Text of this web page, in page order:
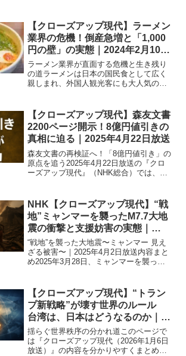
代』では、明治生まれ最後の5人にスポッ
トを当て、...
【クローズアップ現代】ラーメン
業界の危機！倒産急増と「1,000
円の壁」の実態｜2024年2月10日
放送
ラーメン業界が直面する危機と生き残り
の道ラーメンは日本の国民食として広く
親しまれ、外国人観光客にも大人気の料
文化を形成しています。しかし、近年、
ラーメン業界には大きな危...
【クローズアップ現代】森友文書
2200ページ開示！8億円値引きの
真相に迫る｜2025年4月22日放送
森友文書の再検証へ！「8億円値引き」の
原点を追う2025年4月22日放送の『クロ
ーズアップ現代』（NHK総合）では、再
は、財務省が新たに開示した2200ページ
にも及ぶ関連...
NHK【クローズアップ現代】“戦
地”ミャンマーを襲ったM7.7大地
震の衝撃と支援妨害の実態｜
2025年4月2日放送
“戦地”を襲った大地震〜ミャンマー 見え
ざる被害〜｜2025年4月2日放送内容まと
め2025年3月28日、ミャンマーを襲った
の現実を浮き彫りにしました。国軍と民
主派...
【クローズアップ現代】“トラン
プ新戦略”が壊す世界のルール
台湾は、日本はどうなるのか｜
2026年1月6日
揺らぐ世界秩序の分かれ道このページで
は『クローズアップ現代（2026年1月6日
放送）』の内容を分かりやすくまとめて